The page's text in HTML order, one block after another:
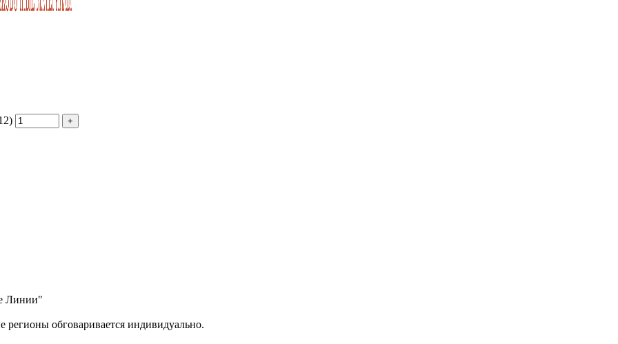
Линии"
регионы обговаривается индивидуально.